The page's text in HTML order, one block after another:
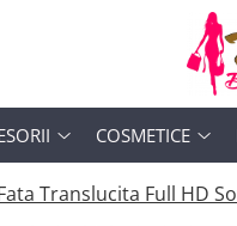
COSMETICE
Translucita Full HD